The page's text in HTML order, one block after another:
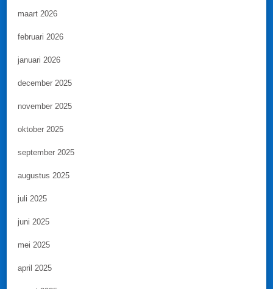
maart 2026
februari 2026
januari 2026
december 2025
november 2025
oktober 2025
september 2025
augustus 2025
juli 2025
juni 2025
mei 2025
april 2025